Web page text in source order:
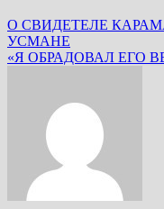
О СВИДЕТЕЛЕ
УСМАНЕ
«Я ОБРАДОВАЛ ЕГО